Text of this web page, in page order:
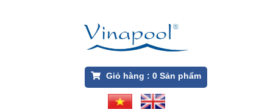
Giỏ hàng : 0Sản phẩm